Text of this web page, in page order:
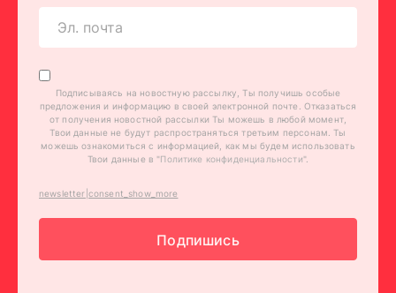
Подписываясь на новостную рассылку, Ты получишь особые
предложения и информацию в своей электронной почте. Отказаться
от получения новостной рассылки Ты можешь в любой момент,
Твои данные не будут распространяться третьим персонам. Ты
можешь ознакомиться с информацией, как мы будем использовать
Твои данные в "Политике конфиденциальности".
newsletter|consent_show_more
Подпишись